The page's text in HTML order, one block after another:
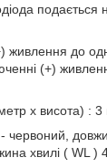
подається
живлення до
(+)
х висота) :
- червоний,
хвилі ( WL )